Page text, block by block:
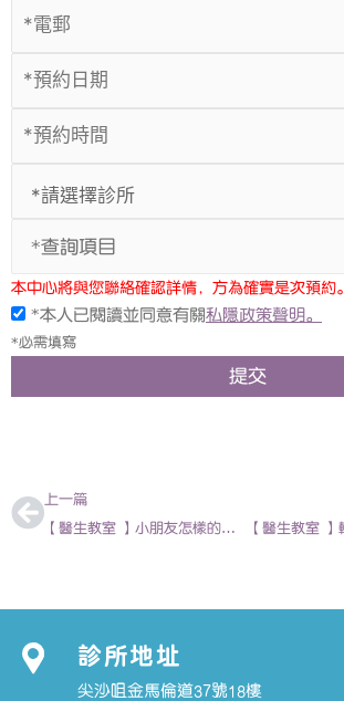
*查詢項目
本中心將與您聯絡確認詳情，方為確實是次預約。
*本人已閱讀並同意有關私隱政策聲明。
*必需填寫
提交
上一篇
【醫生教室 】小朋友怎樣的體溫是發燒呢 | 陳強杰 – 兒科專科醫生
診所地址
尖沙咀金馬倫道37號18樓